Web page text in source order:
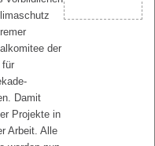
der
für
Damit
Projekte in
Arbeit. Alle